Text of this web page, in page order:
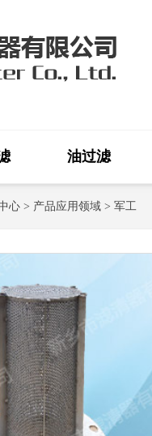
油过滤
心 > 产品应用领域 > 军工